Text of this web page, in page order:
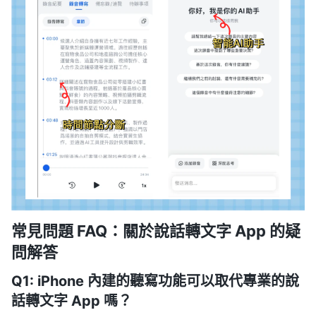
常見問題 FAQ：關於說話轉文字 App 的疑
問解答
Q1: iPhone 內建的聽寫功能可以取代專業的說
話轉文字 App 嗎？